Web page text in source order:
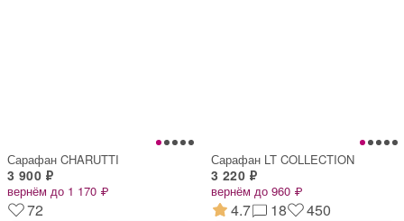
Сарафан CHARUTTI
3 900 ₽
вернём до 1 170 ₽
72
Сарафан LT COLLECTION
3 220 ₽
вернём до 960 ₽
4.7 18 450